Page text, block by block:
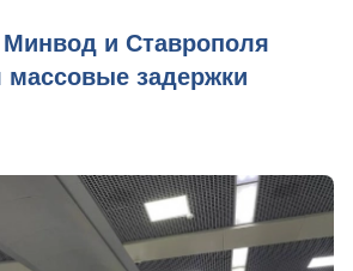
Минвод и Ставрополя
задержки